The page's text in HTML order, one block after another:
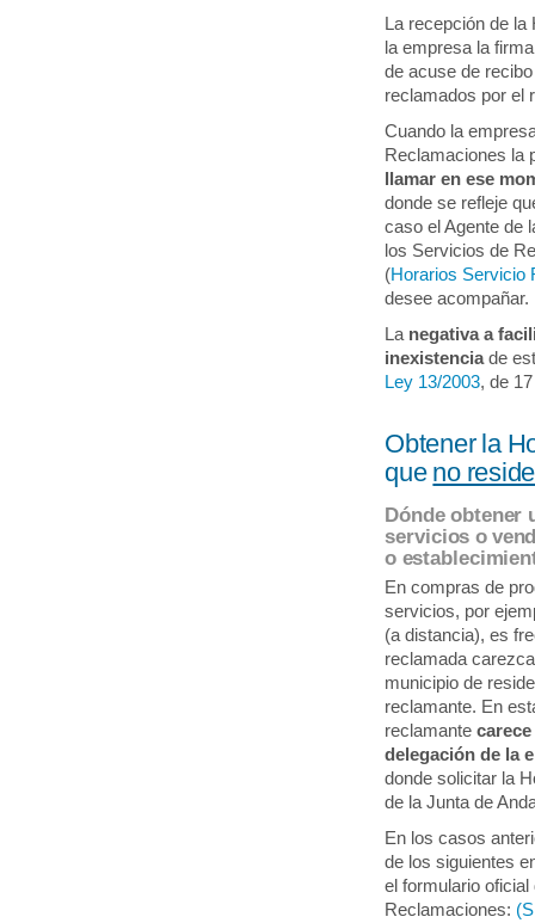
La recepción de
la empresa la
de acuse de
reclamados por el
Cuando la
Reclamaciones la
llamar en ese
donde se refleje
caso el Agente de
los Servicios de
(Horarios Servicio
desee acompañar.
La negativa a
inexistenciade
Ley 13/2003, de
Obtener la
que no
Dónde obtener
servicios o
o
En compras de
servicios, por
(a distancia), es
reclamada
municipio de
reclamante. En
reclamante
delegación de la
donde solicitar la
de la Junta de
En los casos
de los siguientes
el formulario
Reclamaciones: